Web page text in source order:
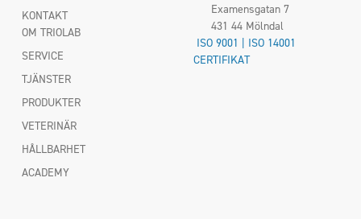
KONTAKT
OM TRIOLAB
SERVICE
TJÄNSTER
PRODUKTER
VETERINÄR
HÅLLBARHET
ACADEMY
Examensgatan 7
431 44 Mölndal
ISO 9001 | ISO 14001
CERTIFIKAT